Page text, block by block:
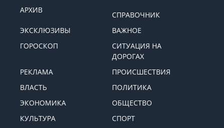
АРХИВ
СПРАВОЧНИК
ЭКСКЛЮЗИВЫ
ВАЖНОЕ
ГОРОСКОП
СИТУАЦИЯ НА
ДОРОГАХ
РЕКЛАМА
ПРОИСШЕСТВИЯ
ВЛАСТЬ
ПОЛИТИКА
ЭКОНОМИКА
ОБЩЕСТВО
КУЛЬТУРА
СПОРТ